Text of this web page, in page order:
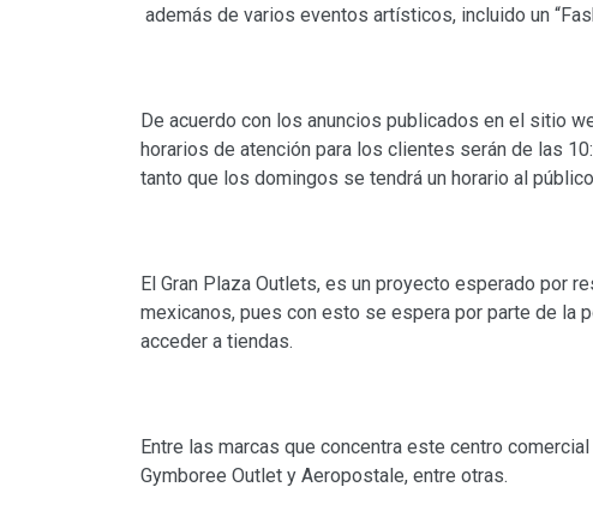
además de varios eventos artísticos, incluido un
De acuerdo con los anuncios publicados en el sitio
horarios de atención para los clientes serán de las
tanto que los domingos se tendrá un horario al
El Gran Plaza Outlets, es un proyecto esperado por
mexicanos, pues con esto se espera por parte de la
acceder a tiendas.
Entre las marcas que concentra este centro
Gymboree Outlet y Aeropostale, entre otras.